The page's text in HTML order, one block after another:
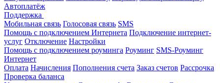
Автоплатёж
Поддержка
Мобильная связь Голосовая связь SMS
Помощь с подключением Интернета Подключение интернет-
услуг Отключение Настройки
Помощь с подключением роуминга Роуминг SMS-Роуминг
Интернет
Оплата Начисления Пополнения счета Заказ счетов Рассрочка
Проверка баланса